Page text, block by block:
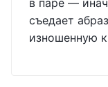
в паре —
съедает
изношенную